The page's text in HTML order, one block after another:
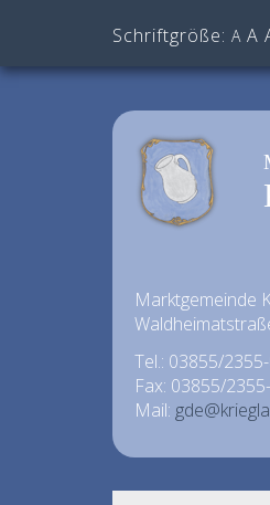
Schriftgröße: A A
Marktgemeinde
Tel.: 03855/
Fax: 03855/
Mail: